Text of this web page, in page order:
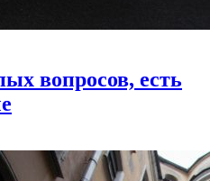
вопросов, есть